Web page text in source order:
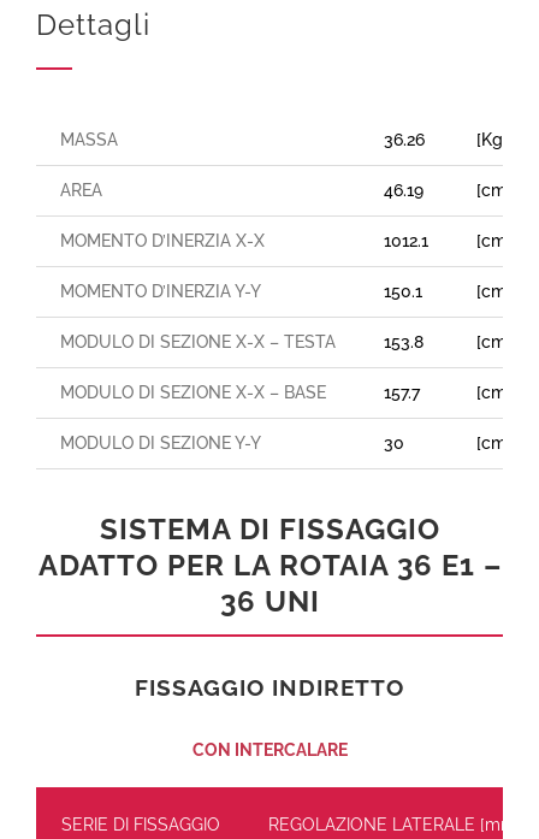
Dettagli
MASSA 36.26 [Kg/m]
AREA 46.19 [cm²]
MOMENTO D’INERZIA X-X 1012.1 [cm⁴]
MOMENTO D’INERZIA Y-Y 150.1 [cm⁴]
MODULO DI SEZIONE X-X – TESTA 153.8 [cm³]
MODULO DI SEZIONE X-X – BASE 157.7 [cm³]
MODULO DI SEZIONE Y-Y 30 [cm³]
SISTEMA DI FISSAGGIO
ADATTO PER LA ROTAIA 36 E1 –
36 UNI
FISSAGGIO INDIRETTO
CON INTERCALARE
SERIE DI FISSAGGIO REGOLAZIONE LATERALE [mm]